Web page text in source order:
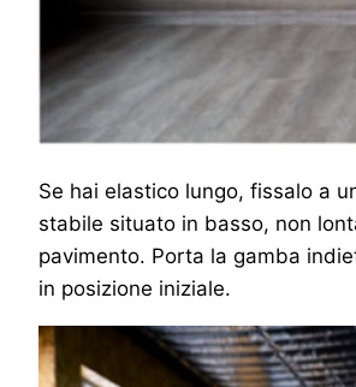
Se hai elastico lungo, fissalo a
stabile situato in basso, non
pavimento. Porta la gamba
in posizione iniziale.